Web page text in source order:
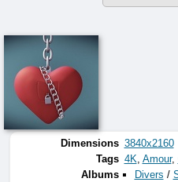
Dimensions 3840x2160
Tags 4K, Amour,
Albums
Divers /